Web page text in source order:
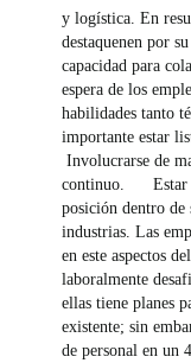
y logística. En
destaquenen por
capacidad para
espera de los
habilidades tanto
importante estar
Involucrarse de
continuo. Estar
posición dentro de
industrias. Las
en este aspectos
laboralmente
ellas tiene planes
existente; sin
de personal en un